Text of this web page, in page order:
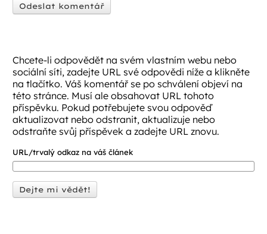
Chcete-li odpovědět na svém vlastním webu nebo
sociální síti, zadejte URL své odpovědi níže a klikněte
na tlačítko. Váš komentář se po schválení objeví na
této stránce. Musí ale obsahovat URL tohoto
příspěvku. Pokud potřebujete svou odpověď
aktualizovat nebo odstranit, aktualizuje nebo
odstraňte svůj příspěvek a zadejte URL znovu.
URL/trvalý odkaz na váš článek